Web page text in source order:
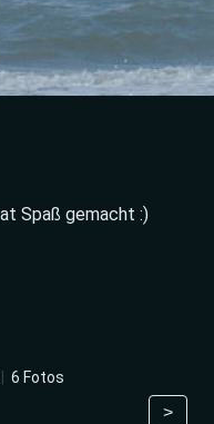
Spaß gemacht :)
6 Fotos
>